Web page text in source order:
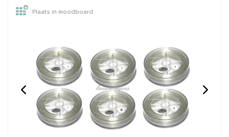
RED: Griffin rijgdraad
nylon
2 meter met naald
1 paar Onyx druppels
facet kite ca.14x10mm
Plaats in moodboard